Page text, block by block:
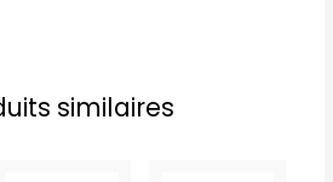
similaires